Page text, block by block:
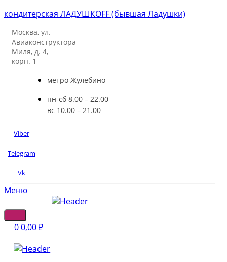
кондитерская ЛАДУШКOFF (бывшая Ладушки)
Москва, ул.
Авиаконструктора
Миля, д. 4,
корп. 1
метро Жулебино
пн-сб 8.00 – 22.00
вс 10.00 – 21.00
Viber
Telegram
Vk
Меню
00,00₽